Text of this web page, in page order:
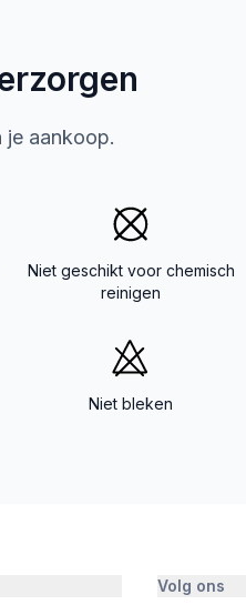
je aankoop.
Niet geschikt voor chemisch
reinigen
Niet bleken
Volg ons